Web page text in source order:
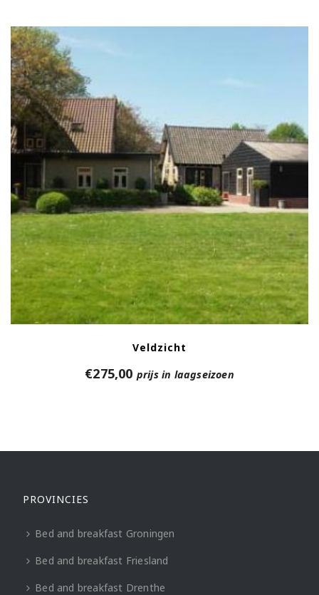
Veldzicht
€275,00 prijs in laagseizoen
PROVINCIES
Bed and breakfast Groningen
Bed and breakfast Friesland
Bed and breakfast Drenthe